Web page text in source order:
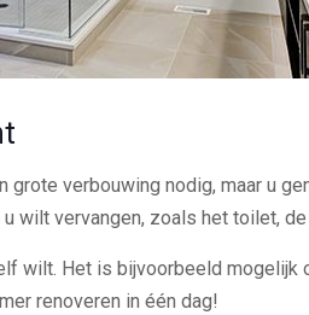
grote verbouwing nodig, maar u
wilt vervangen, zoals het toilet,
wilt. Het is bijvoorbeeld mogelijk
renoveren in één dag!